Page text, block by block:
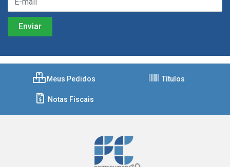
Meus Pedidos Títulos
Notas Fiscais